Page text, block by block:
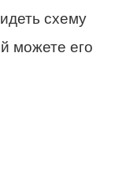
схему
можете его